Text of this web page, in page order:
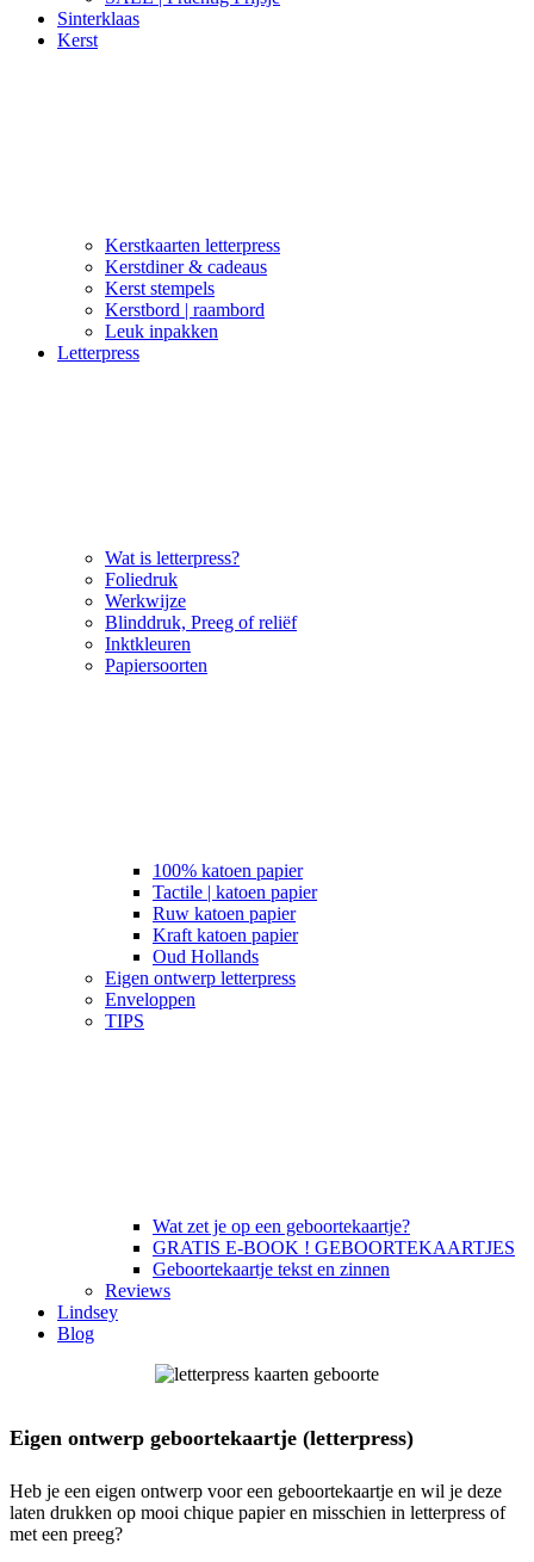
Sinterklaas
Kerst
Kerstkaarten letterpress
Kerstdiner & cadeaus
Kerst stempels
Kerstbord | raambord
Leuk inpakken
Letterpress
Wat is letterpress?
Foliedruk
Werkwijze
Blinddruk, Preeg of reliëf
Inktkleuren
Papiersoorten
100% katoen papier
Tactile | katoen papier
Ruw katoen papier
Kraft katoen papier
Oud Hollands
Eigen ontwerp letterpress
Enveloppen
TIPS
Wat zet je op een geboortekaartje?
GRATIS E-BOOK ! GEBOORTEKAARTJES
Geboortekaartje tekst en zinnen
Reviews
Lindsey
Blog
Eigen ontwerp geboortekaartje (letterpress)
Heb je een eigen ontwerp voor een geboortekaartje en wil je deze
laten drukken op mooi chique papier en misschien in letterpress of
met een preeg?